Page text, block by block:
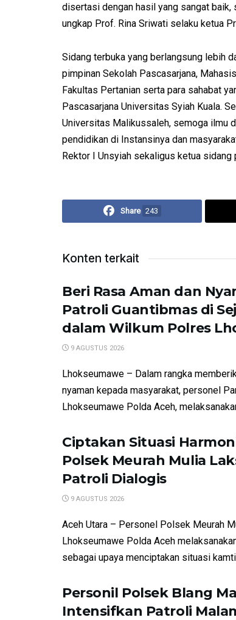
disertasi dengan hasil yang sangat
ungkap Prof. Rina Sriwati selaku ketua
Sidang terbuka yang berlangsung lebih
pimpinan Sekolah Pascasarjana,
Fakultas Pertanian serta para sahabat
Pascasarjana Universitas Syiah Kuala.
Universitas Malikussaleh, semoga ilmu
pendidikan di Instansinya dan
Rektor I Unsyiah sekaligus ketua
Share 243
Konten terkait
Beri Rasa Aman dan
Patroli Guantibmas di
dalam Wilkum Polres
9 AGUSTUS 2026
Lhokseumawe – Dalam rangka
nyaman kepada masyarakat, personel
Lhokseumawe Polda Aceh,
Ciptakan Situasi
Polsek Meurah Mulia
Patroli Dialogis
9 AGUSTUS 2026
Aceh Utara – Personel Polsek Meurah
Lhokseumawe Polda Aceh
sebagai upaya menciptakan situasi
Personil Polsek Blang
Intensifkan Patroli